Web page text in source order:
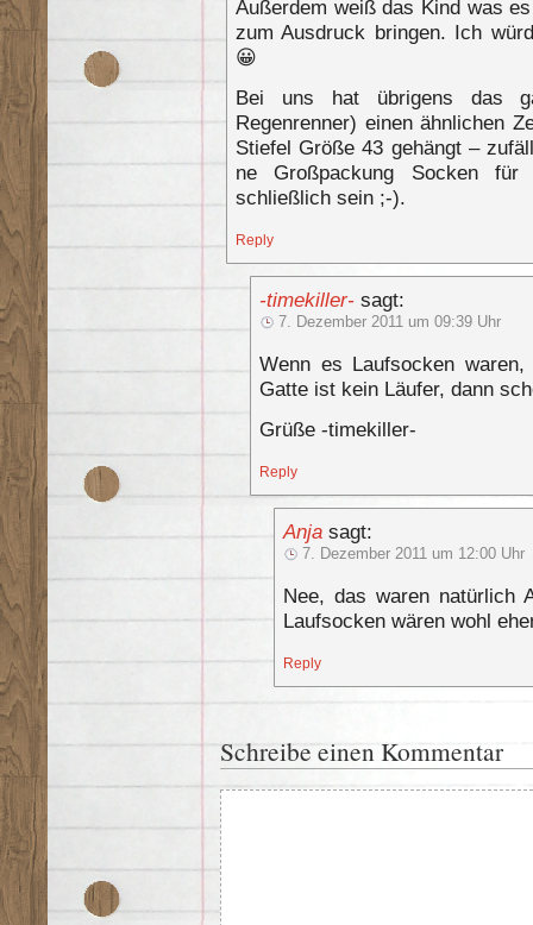
Außerdem weiß das Kind was
zum Ausdruck bringen. Ich
😀
Bei uns hat übrigens das
Regenrenner) einen ähnlichen
Stiefel Größe 43 gehängt –
ne Großpackung Socken
schließlich sein ;-).
Reply
-timekiller- sagt:
7. Dezember 2011 um 09:39 Uhr
Wenn es Laufsocken
Gatte ist kein Läufer, dann
Grüße -timekiller-
Reply
Anja sagt:
7. Dezember 2011 um 12:00 Uhr
Nee, das waren natürlich
Laufsocken wären wohl
Reply
Schreibe einen Kommentar